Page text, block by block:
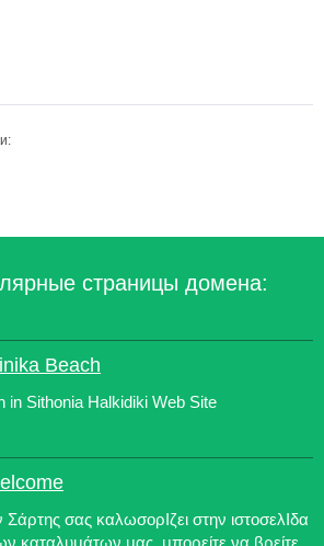
страницы домена:
Beach
in Sithonia Halkidiki Web Site
σας καλωσορΙζει στην ιστοσελΙδα
καταλυμάτων μας, μπορείτε να βρείτε